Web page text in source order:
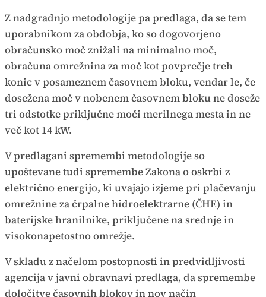
Z nadgradnjo metodologije pa predlaga, da se tem
uporabnikom za obdobja, ko so dogovorjeno
obračunsko moč znižali na minimalno moč,
obračuna omrežnina za moč kot povprečje treh
konic v posameznem časovnem bloku, vendar le, če
dosežena moč v nobenem časovnem bloku ne doseže
tri odstotke priključne moči merilnega mesta in ne
več kot 14 kW.
V predlagani spremembi metodologije so
upoštevane tudi spremembe Zakona o oskrbi z
električno energijo, ki uvajajo izjeme pri plačevanju
omrežnine za črpalne hidroelektrarne (ČHE) in
baterijske hranilnike, priključene na srednje in
visokonapetostno omrežje.
V skladu z načelom postopnosti in predvidljivosti
agencija v javni obravnavi predlaga, da spremembe
določitve časovnih blokov in nov način